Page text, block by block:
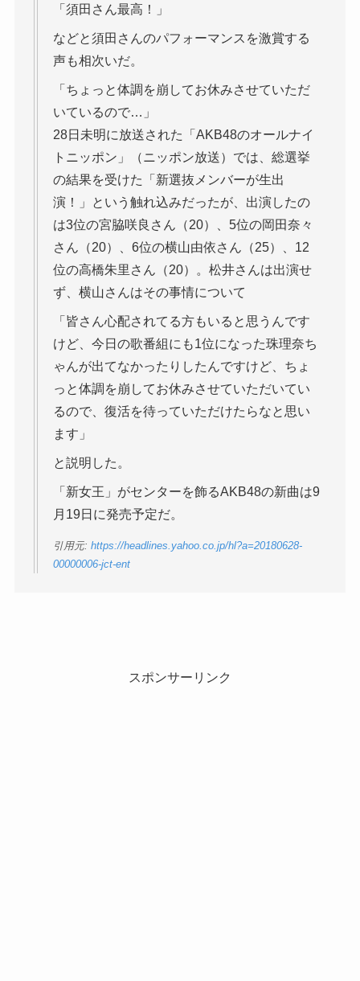
「須田さん最高！」
などと須田さんのパフォーマンスを激賞する
声も相次いだ。
「ちょっと体調を崩してお休みさせていただ
いているので…」
28日未明に放送された「AKB48のオールナイ
トニッポン」（ニッポン放送）では、総選挙
の結果を受けた「新選抜メンバーが生出
演！」という触れ込みだったが、出演したの
は3位の宮脇咲良さん（20）、5位の岡田奈々
さん（20）、6位の横山由依さん（25）、12
位の高橋朱里さん（20）。松井さんは出演せ
ず、横山さんはその事情について
「皆さん心配されてる方もいると思うんです
けど、今日の歌番組にも1位になった珠理奈ち
ゃんが出てなかったりしたんですけど、ちょ
っと体調を崩してお休みさせていただいてい
るので、復活を待っていただけたらなと思い
ます」
と説明した。
「新女王」がセンターを飾るAKB48の新曲は9
月19日に発売予定だ。
引用元: https://headlines.yahoo.co.jp/hl?a=20180628-
00000006-jct-ent
スポンサーリンク